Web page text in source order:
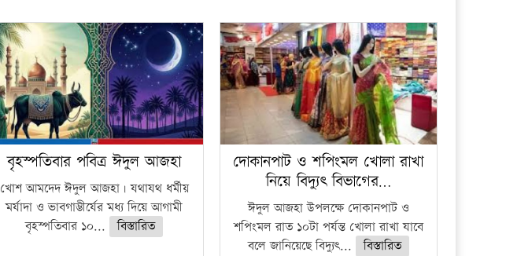
বৃহস্পতিবার পবিত্র ঈদুল আজহা
খোশ আমদেদ ঈদুল আজহা। যথাযথ ধর্মীয়
মর্যাদা ও ভাবগাম্ভীর্যের মধ্য দিয়ে আগামী
বৃহস্পতিবার ১০...
বিস্তারিত
দোকানপাট ও শপিংমল খোলা রাখা
নিয়ে বিদ্যুৎ বিভাগের…
ঈদুল আজহা উপলক্ষে দোকানপাট ও
শপিংমল রাত ১০টা পর্যন্ত খোলা রাখা যাবে
বলে জানিয়েছে বিদ্যুৎ...
বিস্তারিত